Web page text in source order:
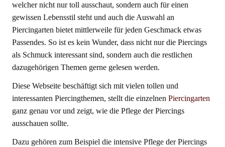
welcher nicht nur toll ausschaut, sondern auch für einen
gewissen Lebensstil steht und auch die Auswahl an
Piercingarten bietet mittlerweile für jeden Geschmack etwas
Passendes. So ist es kein Wunder, dass nicht nur die Piercings
als Schmuck interessant sind, sondern auch die restlichen
dazugehörigen Themen gerne gelesen werden.
Diese Webseite beschäftigt sich mit vielen tollen und
interessanten Piercingthemen, stellt die einzelnen Piercingarten
ganz genau vor und zeigt, wie die Pflege der Piercings
ausschauen sollte.
Dazu gehören zum Beispiel die intensive Pflege der Piercings